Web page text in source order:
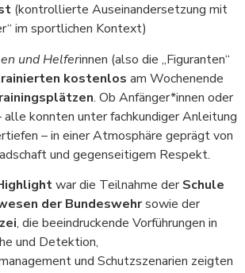
(kontrollierte Auseinandersetzung mit
im sportlichen Kontext)
und Helferinnen (also die „Figuranten“
kostenlos am Wochenende
. Ob Anfänger*innen oder
konnten unter fachkundiger Anleitung
– in einer Atmosphäre geprägt von
und gegenseitigem Respekt.
war die Teilnahme derSchule
der Bundeswehrsowie der
, die beeindruckende Vorführungen in
und Detektion,
und Schutzszenarien zeigten